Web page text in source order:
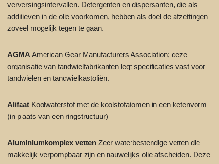
verversingsintervallen. Detergenten en dispersanten, die als
additieven in de olie voorkomen, hebben als doel de afzettingen
zoveel mogelijk tegen te gaan.
AGMA American Gear Manufacturers Association; deze
organisatie van tandwielfabrikanten legt specificaties vast voor
tandwielen en tandwielkastoliën.
Alifaat Koolwaterstof met de koolstofatomen in een ketenvorm
(in plaats van een ringstructuur).
Aluminiumkomplex vetten Zeer waterbestendige vetten die
makkelijk verpompbaar zijn en nauwelijks olie afscheiden. Deze